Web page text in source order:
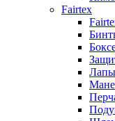
Fairtex
Лапы